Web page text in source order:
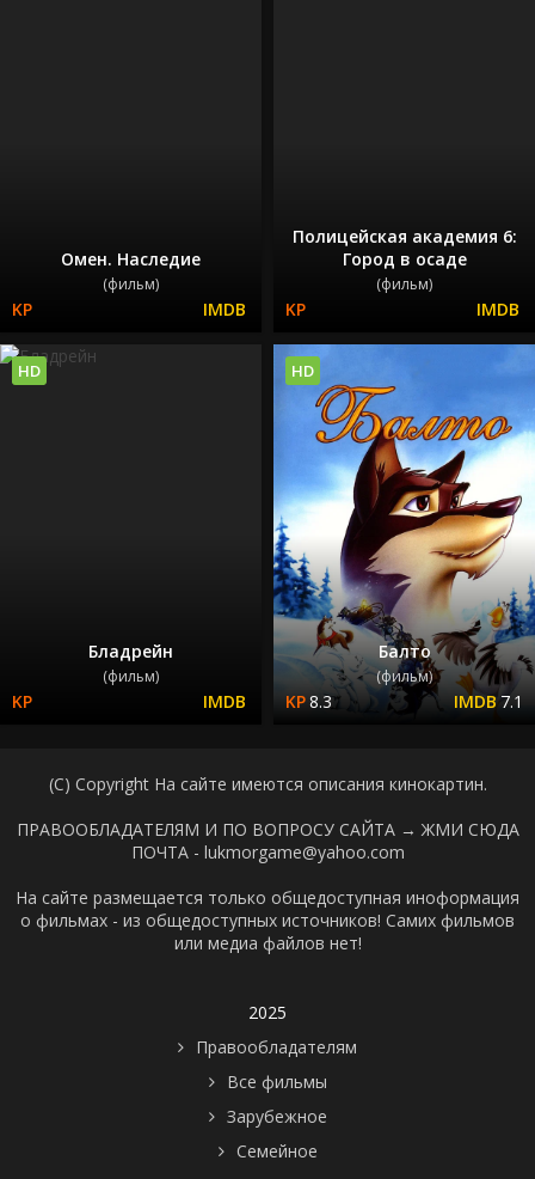
Омен. Наследие
(фильм)
Полицейская академия 6:
Город в осаде
(фильм)
Бладрейн
(фильм)
HD
Балто
(фильм)
8.3 7.1
HD
(C) Copyright На сайте имеются описания кинокартин.
ПРАВООБЛАДАТЕЛЯМ И ПО ВОПРОСУ САЙТА → ЖМИ СЮДА
ПОЧТА - lukmorgame@yahoo.com
На сайте размещается только общедоступная иноформация
о фильмах - из общедоступных источников! Самих фильмов
или медиа файлов нет!
2025
Правообладателям
Все фильмы
Зарубежное
Семейное